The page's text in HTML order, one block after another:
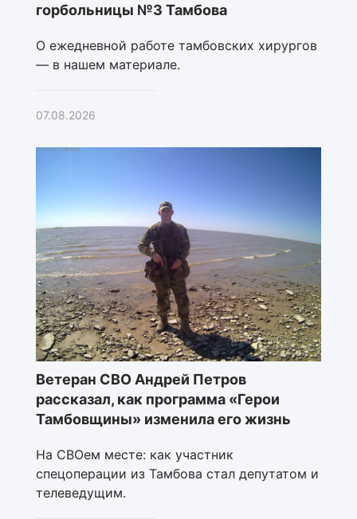
горбольницы №3 Тамбова
О ежедневной работе тамбовских хирургов
— в нашем материале.
07.08.2026
Ветеран СВО Андрей Петров
рассказал, как программа «Герои
Тамбовщины» изменила его жизнь
На СВОем месте: как участник
спецоперации из Тамбова стал депутатом и
телеведущим.